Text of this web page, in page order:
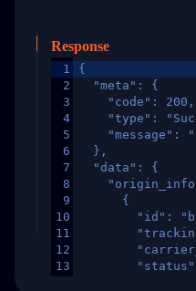
Response
1
2
3
4
5
6
7
8
9
10
11
12
13
{
  "meta": {
    "code": 200,
"type":
"message":
  },
  "data": {
      {
"id":